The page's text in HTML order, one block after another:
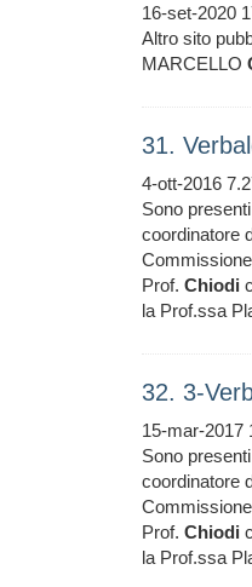
16-set-2020
Altro sito
MARCELLO
31.
4-ott-2016
Sono
coordinatore
Prof. Chiodi
la Prof.ssa
32. 3-
15-mar-2017
Sono
coordinatore
Prof. Chiodi
la Prof.ssa